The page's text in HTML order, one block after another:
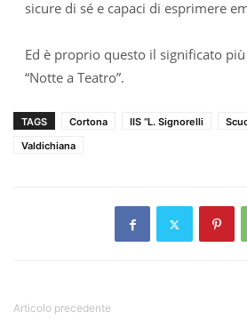
sicure di sé e capaci di esprimere
Ed è proprio questo il significato
“Notte a Teatro”.
TAGS Cortona IIS “L. Signorelli
Valdichiana
Articolo precedente